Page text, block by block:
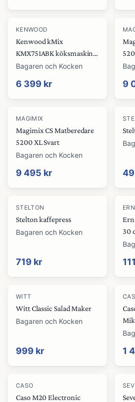
KENWOOD
Kenwood kMix
KMX751ABK köksmaskin
med extra glasskål 5 liter,
Bagaren och Kocken
6 399 kr 9
MAGIMIX
Magimix CS Matberedare
5200 XL Svart
Bagaren och Kocken
9 495 kr
STELTON
Stelton kaffepress
Bagaren och Kocken
719 kr
30
WITT
Witt Classic Salad Maker
Bagaren och Kocken
999 kr 1
CASO
Caso M20 Electronic